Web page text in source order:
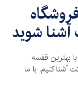
آشنا شوید
بهترین قفسه
آشنا کنیم. با ما